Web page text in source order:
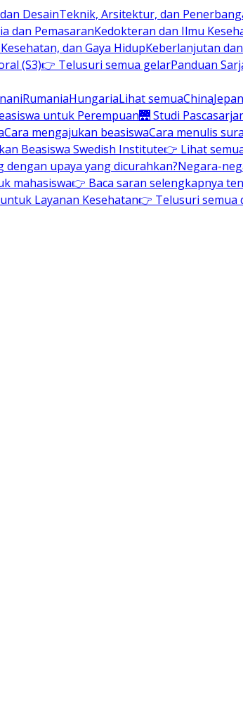
DesainTeknik, Arsitektur, dan
dan PemasaranKedokteran dan Ilmu
dan Gaya HidupKeberlanjutan
(S3)👉 Telusuri semua gelarPanduan
RumaniaHungariaLihat semuaChina
untuk Perempuan🌉 Studi
Cara mengajukan beasiswaCara menulis
Beasiswa Swedish Institute👉 Lihat
upaya yang dicurahkan?Negara-
mahasiswa👉 Baca saran selengkapnya
Layanan Kesehatan👉 Telusuri semua